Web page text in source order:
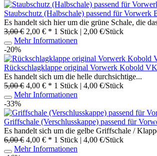
Staubschutz (Halbschale) passend für Vorwerk
Es handelt sich hier um die grüne Schale, die
3,00 € 2,00 € * 1 Stück | 2,00 €/Stück
Mehr Informationen
-20%
Rückschlagklappe original Vorwerk Kobold
Es handelt sich um die helle durchsichtige...
5,00 € 4,00 € * 1 Stück | 4,00 €/Stück
Mehr Informationen
-33%
Griffschale (Verschlusskappe) passend für
Es handelt sich um die gelbe Griffschale /
6,00 € 4,00 € * 1 Stück | 4,00 €/Stück
Mehr Informationen